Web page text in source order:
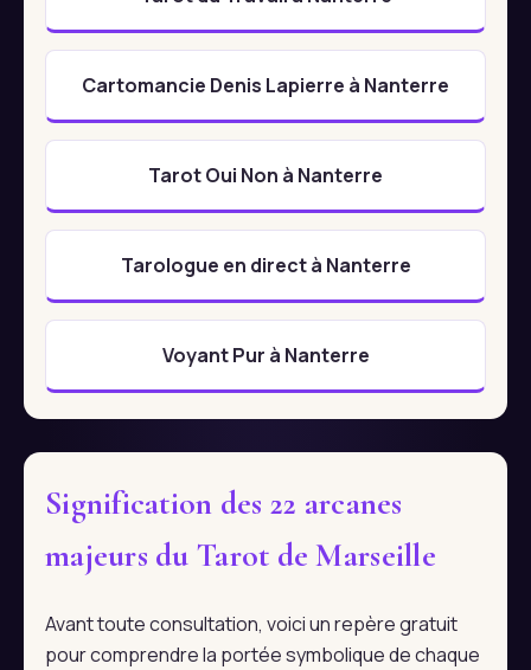
Cartomancie Denis Lapierre à Nanterre
Tarot Oui Non à Nanterre
Tarologue en direct à Nanterre
Voyant Pur à Nanterre
Signification des 22 arcanes
majeurs du Tarot de Marseille
Avant toute consultation, voici un repère gratuit
pour comprendre la portée symbolique de chaque